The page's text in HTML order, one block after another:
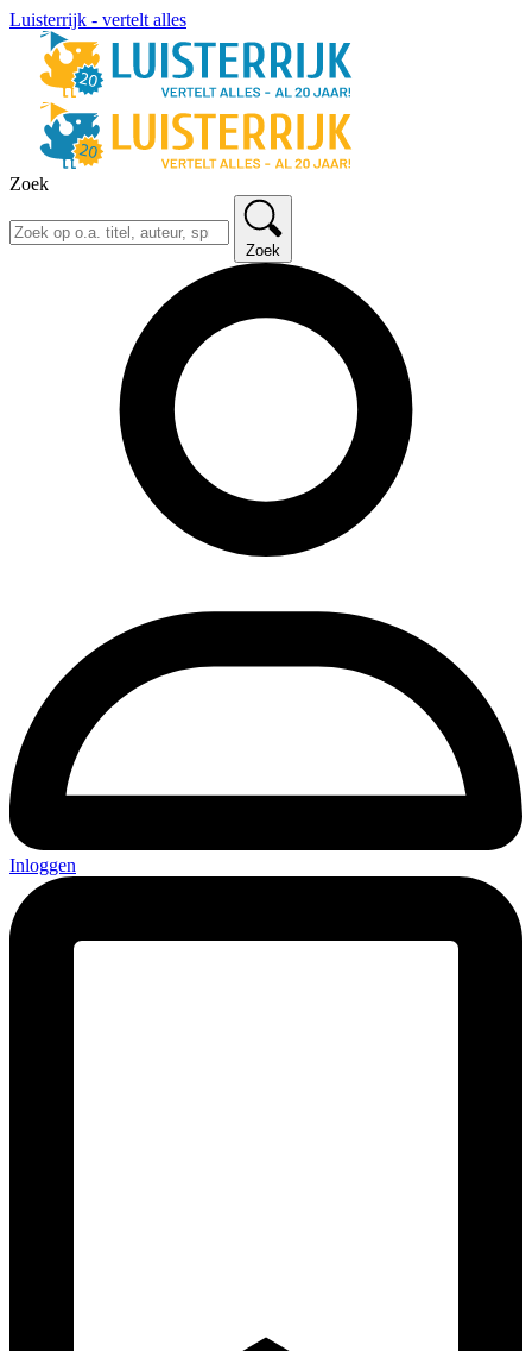
Luisterrijk - vertelt alles
Zoek
Zoek
Inloggen